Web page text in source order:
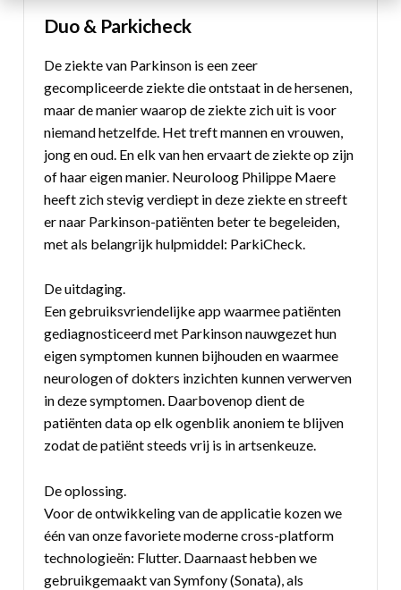
Duo & Parkicheck
De ziekte van Parkinson is een zeer
gecompliceerde ziekte die ontstaat in de hersenen,
maar de manier waarop de ziekte zich uit is voor
niemand hetzelfde. Het treft mannen en vrouwen,
jong en oud. En elk van hen ervaart de ziekte op zijn
of haar eigen manier. Neuroloog Philippe Maere
heeft zich stevig verdiept in deze ziekte en streeft
er naar Parkinson-patiënten beter te begeleiden,
met als belangrijk hulpmiddel: ParkiCheck.
De uitdaging.
Een gebruiksvriendelijke app waarmee patiënten
gediagnosticeerd met Parkinson nauwgezet hun
eigen symptomen kunnen bijhouden en waarmee
neurologen of dokters inzichten kunnen verwerven
in deze symptomen. Daarbovenop dient de
patiënten data op elk ogenblik anoniem te blijven
zodat de patiënt steeds vrij is in artsenkeuze.
De oplossing.
Voor de ontwikkeling van de applicatie kozen we
één van onze favoriete moderne cross-platform
technologieën: Flutter. Daarnaast hebben we
gebruikgemaakt van Symfony (Sonata), als